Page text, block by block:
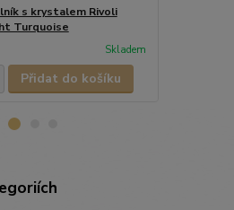
s krystalem Rivoli
Turquoise
Skladem
Přidat do košíku